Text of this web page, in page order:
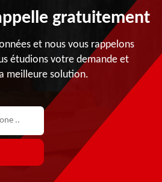
gratuitement
et nous vous rappelons
étudions votre demande et
meilleure solution.